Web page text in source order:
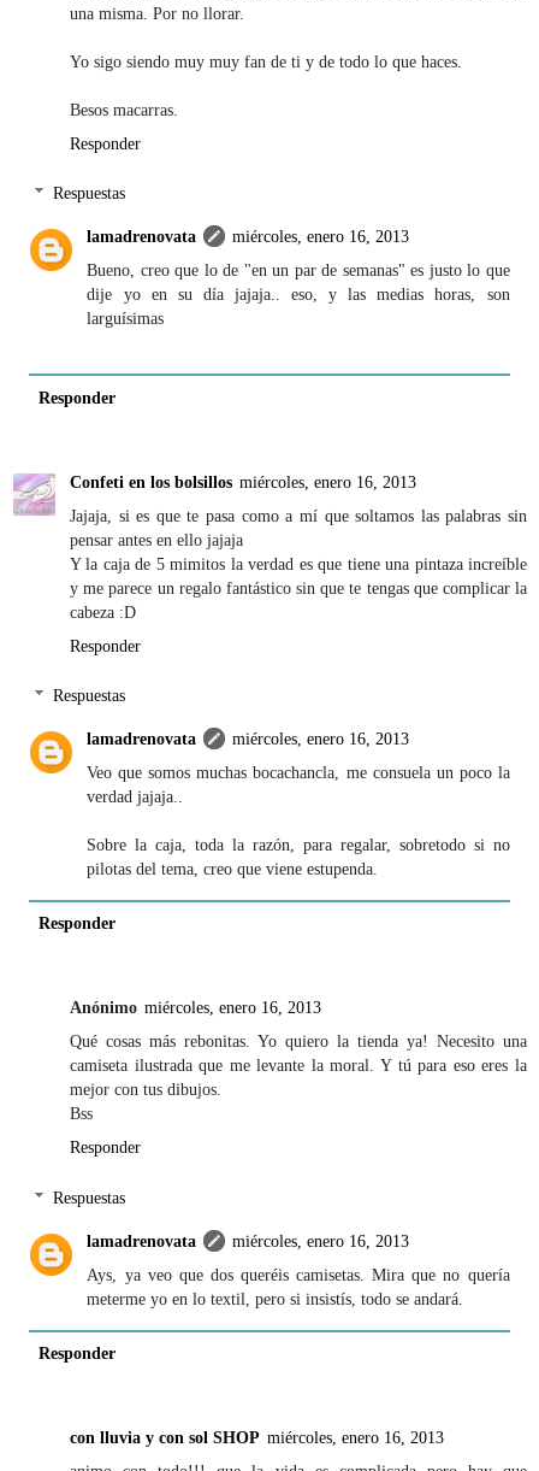
una misma. Por no llorar.
Yo sigo siendo muy muy fan de ti y de todo lo que haces.
Besos macarras.
Responder
Respuestas
lamadrenovata
miércoles, enero 16, 2013
Bueno, creo que lo de "en un par de semanas" es justo lo que
dije yo en su día jajaja.. eso, y las medias horas, son
larguísimas
Responder
Confeti en los bolsillos miércoles, enero 16, 2013
Jajaja, si es que te pasa como a mí que soltamos las palabras sin
pensar antes en ello jajaja
Y la caja de 5 mimitos la verdad es que tiene una pintaza increíble
y me parece un regalo fantástico sin que te tengas que complicar la
cabeza :D
Responder
Respuestas
lamadrenovata
miércoles, enero 16, 2013
Veo que somos muchas bocachancla, me consuela un poco la
verdad jajaja..
Sobre la caja, toda la razón, para regalar, sobretodo si no
pilotas del tema, creo que viene estupenda.
Responder
Anónimo miércoles, enero 16, 2013
Qué cosas más rebonitas. Yo quiero la tienda ya! Necesito una
camiseta ilustrada que me levante la moral. Y tú para eso eres la
mejor con tus dibujos.
Bss
Responder
Respuestas
lamadrenovata
miércoles, enero 16, 2013
Ays, ya veo que dos queréis camisetas. Mira que no quería
meterme yo en lo textil, pero si insistís, todo se andará.
Responder
con lluvia y con sol SHOP miércoles, enero 16, 2013